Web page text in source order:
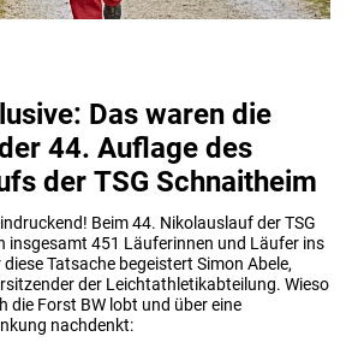
Das waren die
44. Auflage des
der TSG Schnaitheim
Beim 44. Nikolauslauf der TSG
insgesamt 451 Läuferinnen und Läufer ins
Tatsache begeistert Simon Abele,
der Leichtathletikabteilung. Wieso
die Forst BW lobt und über eine
nachdenkt: